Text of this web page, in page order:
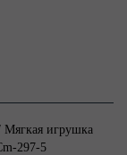
Мягкая игрушка
297-5